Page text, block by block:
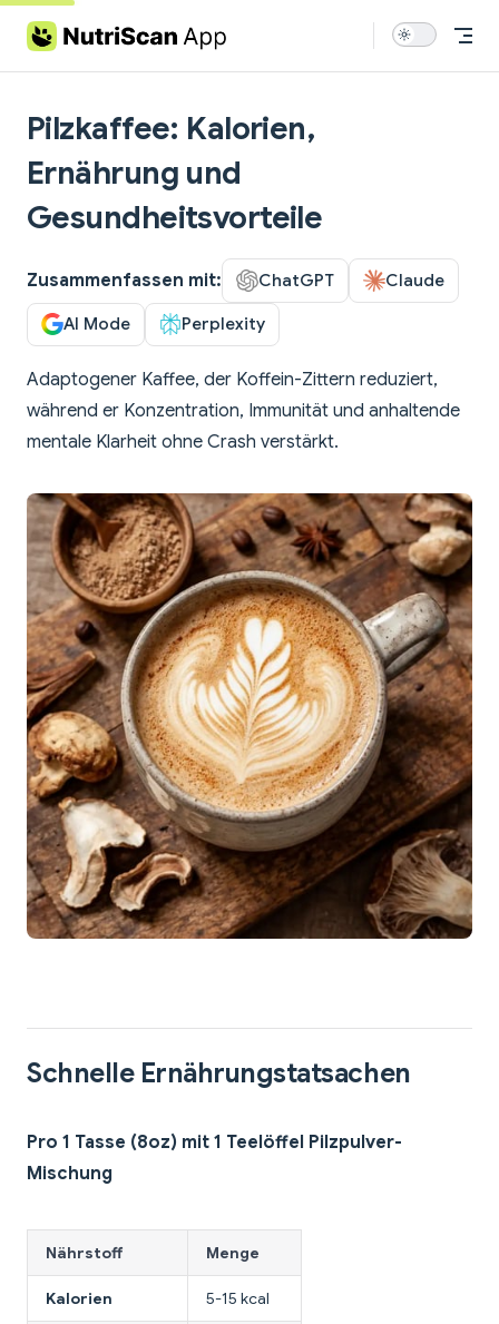
Skip to content
Pilzkaffee: Kalorien,
Ernährung und
Gesundheitsvorteile
Zusammenfassen mit: ChatGPT Claude
AI Mode Perplexity
Adaptogener Kaffee, der Koffein-Zittern reduziert,
während er Konzentration, Immunität und anhaltende
mentale Klarheit ohne Crash verstärkt.
Schnelle Ernährungstatsachen
Pro 1 Tasse (8oz) mit 1 Teelöffel Pilzpulver-
Mischung
Nährstoff Menge
Kalorien 5-15 kcal